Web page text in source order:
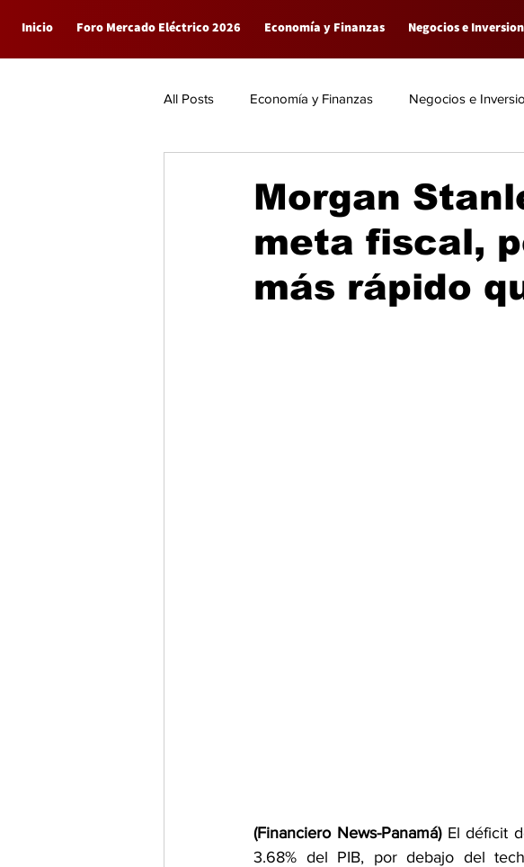
Inicio Foro Mercado Eléctrico 2026 Economía y Finanzas Negocios e
All Posts Economía y Finanzas Negocios e
Morgan
meta fiscal,
más rápido
(Financiero News-Panamá) El déficit
3.68% del PIB, por debajo del